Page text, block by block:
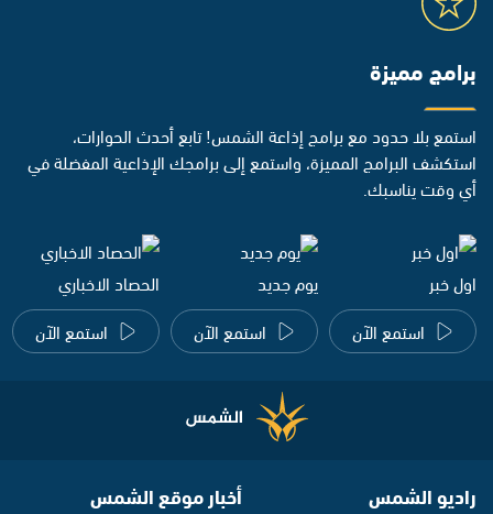
برامج مميزة
استمع بلا حدود مع برامج إذاعة الشمس! تابع أحدث الحوارات،
استكشف البرامج المميزة، واستمع إلى برامجك الإذاعية المفضلة في
أي وقت يناسبك.
اول خبر
استمع الآن
يوم جديد
استمع الآن
الحصاد الاخباري
استمع الآن
راديو الشمس أخبار موقع الشمس